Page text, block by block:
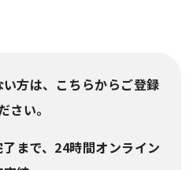
方は、こちらからご登録
さい。
まで、24時間オンライン